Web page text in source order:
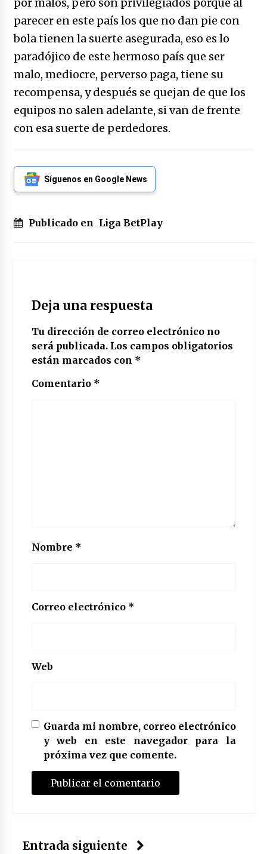
por malos, pero son privilegiados porque al
parecer en este país los que no dan pie con
bola tienen la suerte asegurada, eso es lo
paradójico de este hermoso país que ser
malo, mediocre, perverso paga, tiene su
recompensa, y después se quejan de que los
equipos no salen adelante, si van de frente
con esa suerte de perdedores.
Síguenos en Google News
Publicado en Liga BetPlay
Deja una respuesta
Tu dirección de correo electrónico no
será publicada. Los campos obligatorios
están marcados con *
Comentario *
Nombre *
Correo electrónico *
Web
Guarda mi nombre, correo electrónico
y web en este navegador para la
próxima vez que comente.
Entrada siguiente